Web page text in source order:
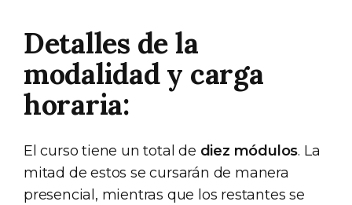
Detalles de la
modalidad y carga
horaria:
El curso tiene un total de diez módulos. La
mitad de estos se cursarán de manera
presencial, mientras que los restantes se